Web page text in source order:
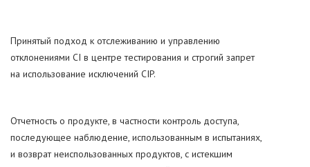
Принятый подход к отслеживанию и управлению
отклонениями CI в центре тестирования и строгий запрет
на использование исключений CIP.
Отчетность о продукте, в частности контроль доступа,
последующее наблюдение, использованным в испытаниях,
и возврат неиспользованных продуктов, с истекшим